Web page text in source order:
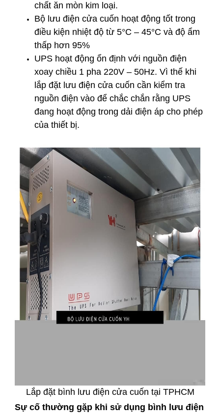
chất ăn mòn kim loại.
Bộ lưu điện cửa cuốn hoạt động tốt trong
điều kiện nhiệt độ từ 5°C – 45°C và độ ẩm
thấp hơn 95%
UPS hoạt động ổn định với nguồn điện
xoay chiều 1 pha 220V – 50Hz. Vì thế khi
lắp đặt lưu điện cửa cuốn cần kiểm tra
nguồn điện vào để chắc chắn rằng UPS
đang hoạt động trong dải điện áp cho phép
của thiết bị.
Lắp đặt bình lưu điện cửa cuốn tại TPHCM
Sự cố thường gặp khi sử dụng bình lưu điện